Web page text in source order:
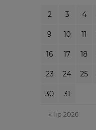
2 3 4
9 10 11
16 17 18
23 24 25
30 31
« lip 2026